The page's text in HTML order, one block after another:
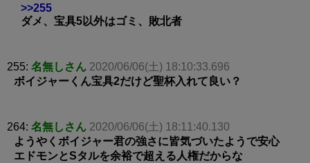
>>255
ダメ、宝具5以外はゴミ、敗北者
255: 名無しさん 2020/06/06(土) 18:10:33.696
ボイジャーくん宝具2だけど聖杯入れて良い？
264: 名無しさん 2020/06/06(土) 18:11:40.130
ようやくボイジャー君の強さに皆気づいたようで安心
エドモンとSタルを余裕で超える人権だからな